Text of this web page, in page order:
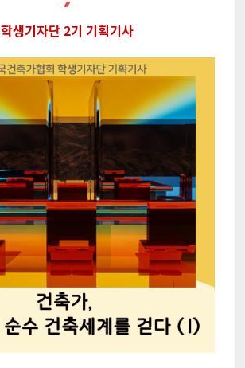
학생기자단 2기 기획기사